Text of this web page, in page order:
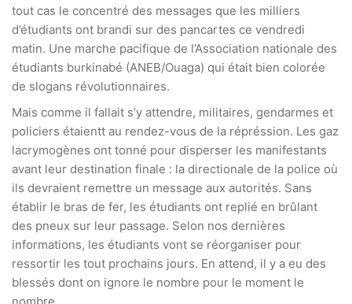
tout cas le concentré des messages que les milliers
d’étudiants ont brandi sur des pancartes ce vendredi
matin. Une marche pacifique de l’Association nationale des
étudiants burkinabé (ANEB/Ouaga) qui était bien colorée
de slogans révolutionnaires.
Mais comme il fallait s’y attendre, militaires, gendarmes et
policiers étaientt au rendez-vous de la répréssion. Les gaz
lacrymogènes ont tonné pour disperser les manifestants
avant leur destination finale : la directionale de la police où
ils devraient remettre un message aux autorités. Sans
établir le bras de fer, les étudiants ont replié en brûlant
des pneux sur leur passage. Selon nos dernières
informations, les étudiants vont se réorganiser pour
ressortir les tout prochains jours. En attend, il y a eu des
blessés dont on ignore le nombre pour le moment le